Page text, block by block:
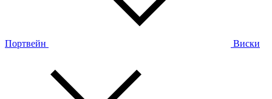
Портвейн Виски